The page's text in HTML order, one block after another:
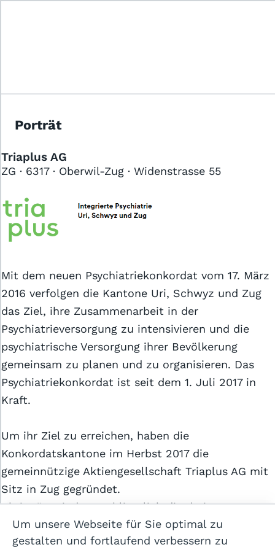
Porträt
Triaplus AG
ZG · 6317 · Oberwil-Zug · Widenstrasse 55
Mit dem neuen Psychiatriekonkordat vom 17. März
2016 verfolgen die Kantone Uri, Schwyz und Zug
das Ziel, ihre Zusammenarbeit in der
Psychiatrieversorgung zu intensivieren und die
psychiatrische Versorgung ihrer Bevölkerung
gemeinsam zu planen und zu organisieren. Das
Psychiatriekonkordat ist seit dem 1. Juli 2017 in
Kraft.
Um ihr Ziel zu erreichen, haben die
Konkordatskantone im Herbst 2017 die
gemeinnützige Aktiengesellschaft Triaplus AG mit
Sitz in Zug gegründet.
Aktionäre sind ausschliesslich die drei Kantone
Uri, Schwyz und Zug. Damit wird eine pionierhafte
Zusammenarbeit in der psychiatrischen Versorgung
Für Stellensuchende
Für Arbeitgeber
Partner von
Allgemeine Geschäftsbedingungen
Datenschutzerklärung
Cookie-Einstellungen
Impressum
Hilfe
Um unsere Webseite für Sie optimal zu
gestalten und fortlaufend verbessern zu